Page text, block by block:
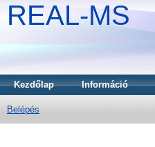
REAL-MS
Kezdőlap Információ
Belépés